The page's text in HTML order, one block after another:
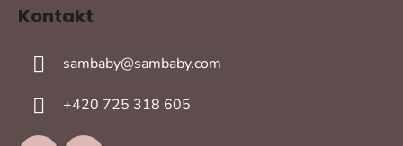
Kontakt
sambaby@sambaby.com
+420 725 318 605